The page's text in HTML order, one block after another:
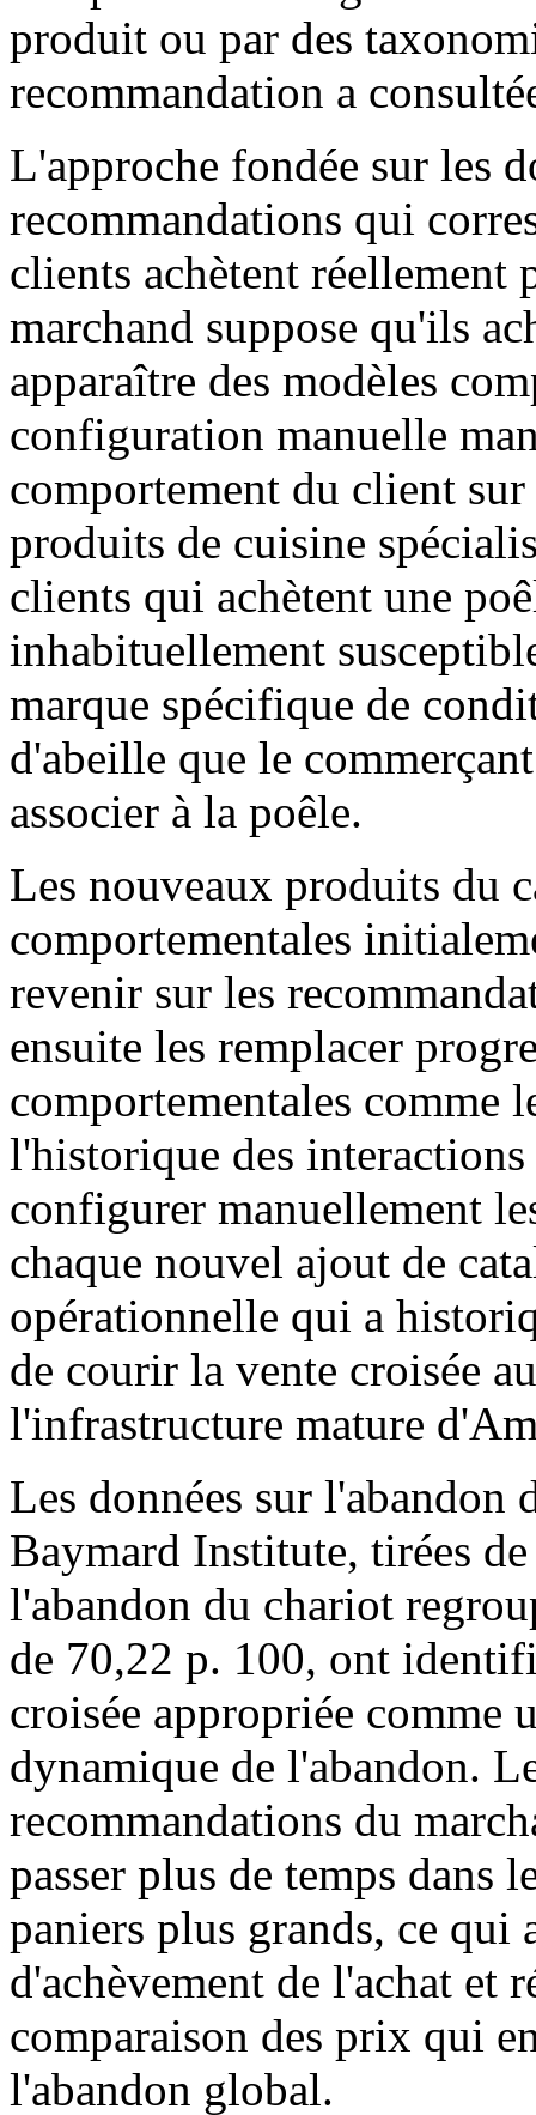
produit ou par des
recommandation a
L'approche fondée sur les
recommandations qui
clients achètent
marchand suppose qu'ils
apparaître des modèles
configuration manuelle
comportement du client
produits de cuisine
clients qui achètent une
inhabituellement
marque spécifique de
d'abeille que le
associer à la poêle.
Les nouveaux produits du
comportementales
revenir sur les
ensuite les remplacer
comportementales comme
l'historique des
configurer manuellement
chaque nouvel ajout de
opérationnelle qui a
de courir la vente croisée
l'infrastructure mature
Les données sur l'abandon
Baymard Institute, tirées
l'abandon du chariot
de 70,22 p. 100, ont
croisée appropriée comme
dynamique de l'abandon.
recommandations du
passer plus de temps dans
paniers plus grands, ce
d'achèvement de l'achat et
comparaison des prix qui
l'abandon global.